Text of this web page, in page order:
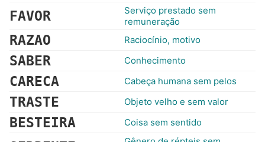
FAVOR
Serviço prestado sem
remuneração
RAZAO Raciocínio, motivo
SABER Conhecimento
CARECA Cabeça humana sem pelos
TRASTE Objeto velho e sem valor
BESTEIRA Coisa sem sentido